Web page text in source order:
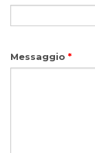
Messaggio *